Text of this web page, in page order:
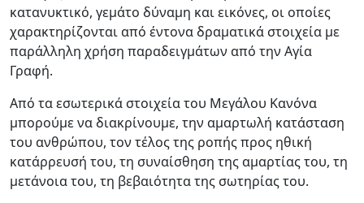
κατανυκτικό, γεμάτο δύναμη και εικόνες, οι οποίες
χαρακτηρίζονται από έντονα δραματικά στοιχεία με
παράλληλη χρήση παραδειγμάτων από την Αγία
Γραφή.
Από τα εσωτερικά στοιχεία του Μεγάλου Κανόνα
μπορούμε να διακρίνουμε, την αμαρτωλή κατάσταση
του ανθρώπου, τον τέλος της ροπής προς ηθική
κατάρρευσή του, τη συναίσθηση της αμαρτίας του, τη
μετάνοια του, τη βεβαιότητα της σωτηρίας του.